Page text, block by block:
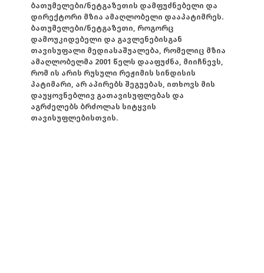
ბათუმელები/ნეტგაზეთის დამფუძნებელი და
დირექტორი მზია ამაღლობელი დააპატიმრეს.
ბათუმელები/ნეტგაზეთი, როგორც
დამოუკიდებელი და გავლენებისგან
თავისუფალი მედიასაშუალება, რომელიც მზია
ამაღლობელმა 2001 წელს დააფუძნა, მიიჩნევს,
რომ ის არის რუსული რეჟიმის სინდისის
პატიმარი, არ აპირებს შეგუებას, ითხოვს მის
დაუყოვნებლივ გათავისუფლებას და
აგრძელებს ბრძოლას სიტყვის
თავისუფლებისთვის.